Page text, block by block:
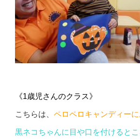
《1歳児さんのクラス》
こちらは、ペロペロキャンディーに
黒ネコちゃんに目や口を付けると